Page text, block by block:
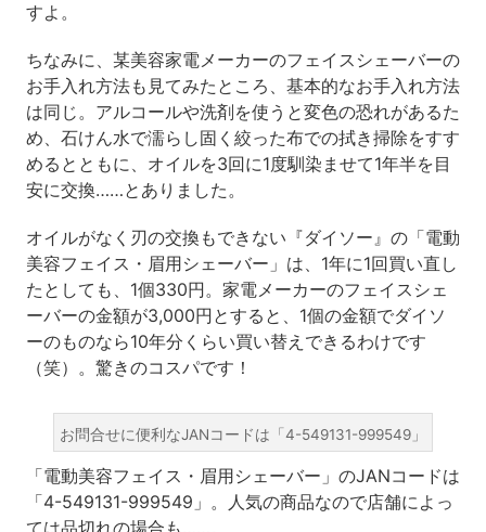
すよ。
ちなみに、某美容家電メーカーのフェイスシェーバーの
お手入れ方法も見てみたところ、基本的なお手入れ方法
は同じ。アルコールや洗剤を使うと変色の恐れがあるた
め、石けん水で濡らし固く絞った布での拭き掃除をすす
めるとともに、オイルを3回に1度馴染ませて1年半を目
安に交換……とありました。
オイルがなく刃の交換もできない『ダイソー』の「電動
美容フェイス・眉用シェーバー」は、1年に1回買い直し
たとしても、1個330円。家電メーカーのフェイスシェ
ーバーの金額が3,000円とすると、1個の金額でダイソ
ーのものなら10年分くらい買い替えできるわけです
（笑）。驚きのコスパです！
お問合せに便利なJANコードは「4-549131-999549」
「電動美容フェイス・眉用シェーバー」のJANコードは
「4-549131-999549」。人気の商品なので店舗によっ
ては品切れの場合も……。